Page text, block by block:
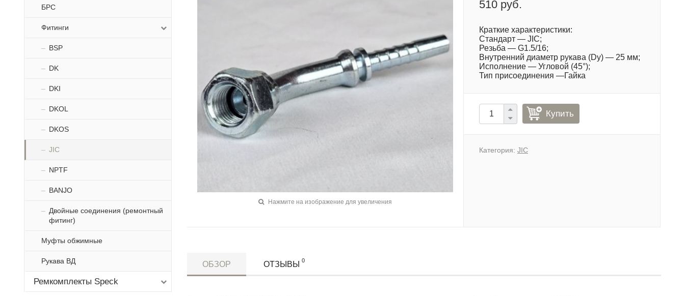
БРС
Фитинги
BSP
DK
DKI
DKOL
DKOS
JIC
NPTF
BANJO
Двойные соединения (ремонтный
фитинг)
Муфты обжимные
Рукава ВД
Ремкомплекты Speck
Нажмите на изображение для увеличения
510 руб.
Краткие характеристики:
Стандарт — JIC;
Резьба — G1.5/16;
Внутренний диаметр рукава (Dy) — 25 мм;
Исполнение — Угловой (45°);
Тип присоединения —Гайка
Купить
Категория: JIC
ОБЗОР ОТЗЫВЫ 0